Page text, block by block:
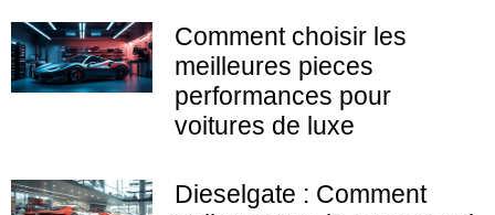
Comment choisir les
meilleures pieces
performances pour
voitures de luxe
Dieselgate : Comment